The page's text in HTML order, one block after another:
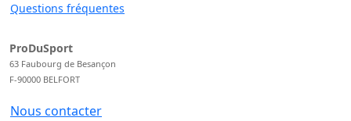
Questions fréquentes
ProDuSport
63 Faubourg de Besançon
F-90000 BELFORT
Nous contacter